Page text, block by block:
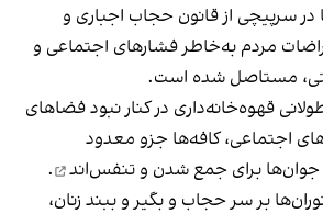
سرپیچی از قانون حجاب اجباری و
مردم به‌خاطر فشارهای اجتماعی و
مستاصل شده است.
قهوه‌‌خانه‌داری در کنار نبود فضاهای
اجتماعی، کافه‌ها جزو معدود
برای جمع شدن و تنفس‌اند
.
بر سر حجاب و بگیر و ببند زنان،